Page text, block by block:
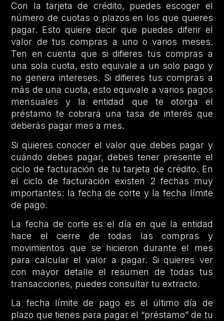
Con la tarjeta de crédito, puedes escoger el
número de cuotas o plazos en los que quieres
pagar. Esto quiere decir que puedes diferir el
valor de tus compras a uno o varios meses.
Ten en cuenta que si difieres tus compras a
una sola cuota, esto equivale a un solo pago y
no genera intereses. Si difieres tus compras a
más de una cuota, esto equivale a varios pagos
mensuales y la entidad que te otorga el
préstamo te cobrará una tasa de interés que
deberás pagar mes a mes.
Si quieres conocer el valor que debes pagar y
cuándo debes pagar, debes tener presente el
ciclo de facturación de tu tarjeta de crédito. En
el ciclo de facturación existen 2 fechas muy
importantes: la fecha de corte y la fecha límite
de pago.
La fecha de corte es el día en que la entidad
hace el cierre de todas las compras y
movimientos que se hicieron durante el mes
para calcular el valor a pagar. Si quieres ver
con mayor detalle el resumen de todas tus
transacciones, puedes consultar tu extracto.
La fecha límite de pago es el último día de
plazo que tienes para pagar el “préstamo” de tu